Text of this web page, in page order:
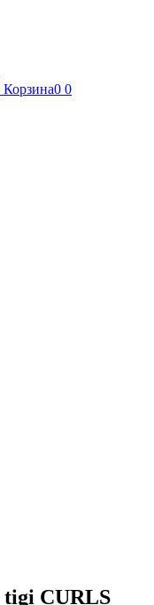
Корзина0 0
tigi CURLS